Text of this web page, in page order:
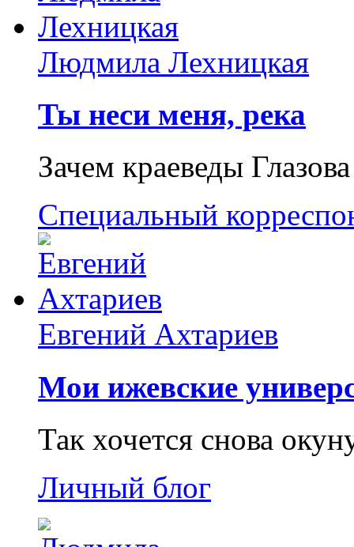
Людмила Лехницкая
Ты неси меня, река
Зачем краеведы
Специальный
Евгений Ахтариев
Мои ижевские
Так хочется снова
Личный блог